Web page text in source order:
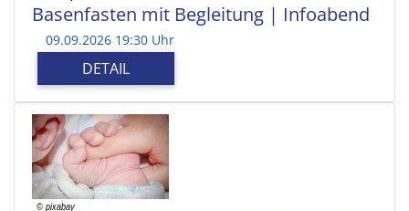
Basenfasten mit Begleitung | Infoabend
09.09.2026 19:30 Uhr
DETAIL